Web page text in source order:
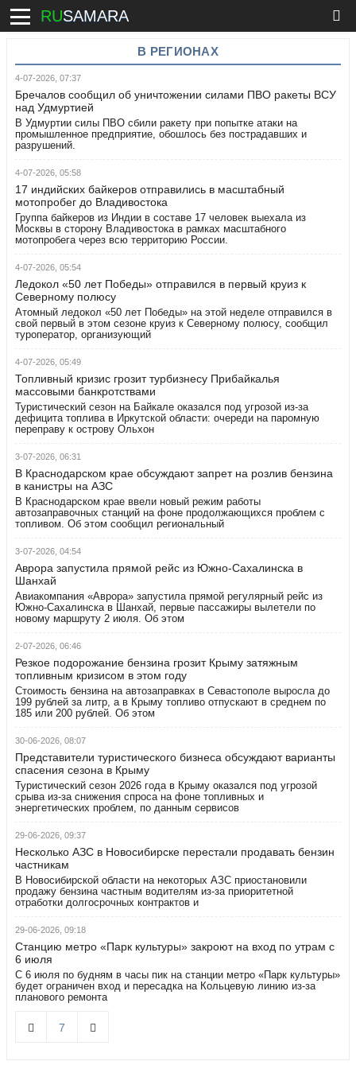
RUSAMARA
В РЕГИОНАХ
4-07-2026, 07:37
Бречалов сообщил об уничтожении силами ПВО ракеты ВСУ
над Удмуртией
В Удмуртии силы ПВО сбили ракету при попытке атаки на
промышленное предприятие, обошлось без пострадавших и
разрушений.
4-07-2026, 05:58
17 индийских байкеров отправились в масштабный
мотопробег до Владивостока
Группа байкеров из Индии в составе 17 человек выехала из
Москвы в сторону Владивостока в рамках масштабного
мотопробега через всю территорию России.
4-07-2026, 05:54
Ледокол «50 лет Победы» отправился в первый круиз к
Северному полюсу
Атомный ледокол «50 лет Победы» на этой неделе отправился в
свой первый в этом сезоне круиз к Северному полюсу, сообщил
туроператор, организующий
4-07-2026, 05:49
Топливный кризис грозит турбизнесу Прибайкалья
массовыми банкротствами
Туристический сезон на Байкале оказался под угрозой из-за
дефицита топлива в Иркутской области: очереди на паромную
переправу к острову Ольхон
3-07-2026, 06:31
В Краснодарском крае обсуждают запрет на розлив бензина
в канистры на АЗС
В Краснодарском крае ввели новый режим работы
автозаправочных станций на фоне продолжающихся проблем с
топливом. Об этом сообщил региональный
3-07-2026, 04:54
Аврора запустила прямой рейс из Южно-Сахалинска в
Шанхай
Авиакомпания «Аврора» запустила прямой регулярный рейс из
Южно-Сахалинска в Шанхай, первые пассажиры вылетели по
новому маршруту 2 июля. Об этом
2-07-2026, 06:46
Резкое подорожание бензина грозит Крыму затяжным
топливным кризисом в этом году
Стоимость бензина на автозаправках в Севастополе выросла до
199 рублей за литр, а в Крыму топливо отпускают в среднем по
185 или 200 рублей. Об этом
30-06-2026, 08:07
Представители туристического бизнеса обсуждают варианты
спасения сезона в Крыму
Туристический сезон 2026 года в Крыму оказался под угрозой
срыва из-за снижения спроса на фоне топливных и
энергетических проблем, по данным сервисов
29-06-2026, 09:37
Несколько АЗС в Новосибирске перестали продавать бензин
частникам
В Новосибирской области на некоторых АЗС приостановили
продажу бензина частным водителям из-за приоритетной
отработки долгосрочных контрактов и
29-06-2026, 09:18
Станцию метро «Парк культуры» закроют на вход по утрам с
6 июля
С 6 июля по будням в часы пик на станции метро «Парк культуры»
будет ограничен вход и пересадка на Кольцевую линию из-за
планового ремонта
7